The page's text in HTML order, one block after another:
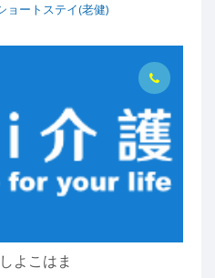
ョートステイ(老健)
よこはま